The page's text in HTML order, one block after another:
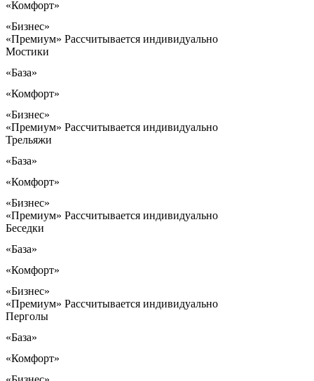
«Комфорт»
«Бизнес»
«Премиум» Рассчитывается индивидуально
Мостики
«База»
«Комфорт»
«Бизнес»
«Премиум» Рассчитывается индивидуально
Трельяжи
«База»
«Комфорт»
«Бизнес»
«Премиум» Рассчитывается индивидуально
Беседки
«База»
«Комфорт»
«Бизнес»
«Премиум» Рассчитывается индивидуально
Перголы
«База»
«Комфорт»